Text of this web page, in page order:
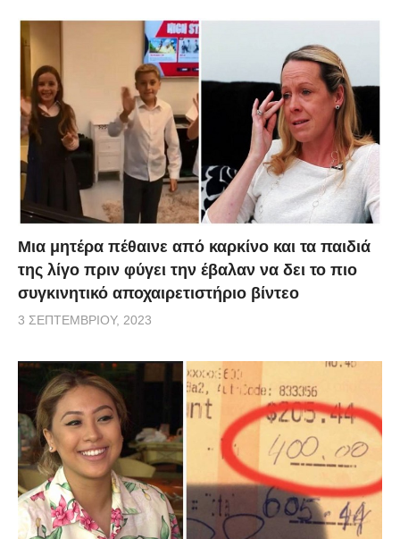
Μια μητέρα πέθαινε από καρκίνο και τα παιδιά
της λίγο πριν φύγει την έβαλαν να δει το πιο
συγκινητικό αποχαιρετιστήριο βίντεο
3 ΣΕΠΤΕΜΒΡΊΟΥ, 2023